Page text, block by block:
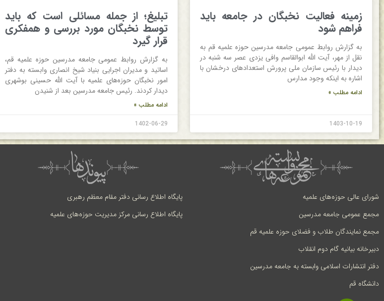
زمینه فعالیت نخبگان در جامعه باید
فراهم شود
به گزارش روابط عمومی جامعه مدرسین حوزه علمیه قم به
نقل از مهر، آیت الله ابوالقاسم وافی یزدی عصر سه شنبه در
دیدار با رئیس سازمان ملی پرورش استعدادهای درخشان با
اشاره به اینکه وجود مدارس
ادامه مطلب »
1403-10-19
تبلیغ؛ از جمله مسائلی است که باید
توسط نخبگان مورد بررسی و همفکری
قرار گیرد
به گزارش روابط عمومی جامعه مدرسین حوزه علمیه قم،
اساتید و مدیران اجرایی بنیاد شیخ انصاری وابسته به دفتر
امور نخبگان حوزه‌های علمیه با آیت الله حسینی بوشهری
دیدار کردند. رئیس جامعه مدرسین بعد از شنیدن
ادامه مطلب »
1402-06-29
شورای عالی حوزه‌های علمیه
مجمع عمومی جامعه مدرسین
مجمع نمایندگان طلاب و فضلای حوزه علمیه قم
دبیرخانه بیانیه گام دوم انقلاب
دفتر انتشارات اسلامی وابسته به جامعه مدرسین
دانشگاه قم
پایگاه اطلاع رسانی دفتر مقام معظم رهبری
پایگاه اطلاع رسانی مرکز مدیریت حوزه‌های علمیه